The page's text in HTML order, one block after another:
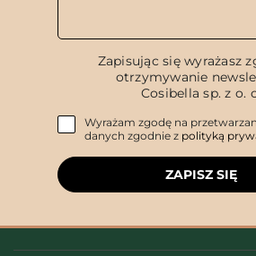
Zapisując się wyrażasz
otrzymywanie
Cosibella sp. z o.
Wyrażam zgodę na
danych zgodnie z polityką
ZAPISZ SIĘ